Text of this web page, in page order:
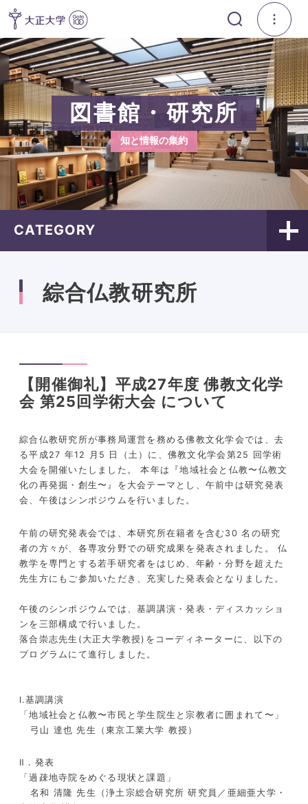
図書館・研究所
知と情報の集約
CATEGORY
綜合仏教研究所
【開催御礼】平成27年度 佛教文化学
会 第25回学術大会 について
綜合仏教研究所が事務局運営を務める佛教文化学会では、去
る平成27 年12 月5 日（土）に、佛教文化学会第25 回学術
大会を開催いたしました。 本年は『地域社会と仏教〜仏教文
化の再発掘・創生〜』を大会テーマとし、午前中は研究発表
会、午後はシンポジウムを行いました。
午前の研究発表会では、本研究所在籍者を含む30 名の研究
者の方々が、各専攻分野での研究成果を発表されました。 仏
教学を専門とする若手研究者をはじめ、年齢・分野を超えた
先生方にもご参加いただき、充実した発表会となりました。
午後のシンポジウムでは、基調講演・発表・ディスカッショ
ンを三部構成で行いました。
落合崇志先生(大正大学教授)をコーディネーターに、以下の
プログラムにて進行しました。
Ⅰ.基調講演
「地域社会と仏教〜市民と学生院生と宗教者に囲まれて〜」
弓山 達也 先生（東京工業大学 教授）
Ⅱ．発表
「過疎地寺院をめぐる現状と課題」
名和 清隆 先生（浄土宗総合研究所 研究員／亜細亜大学・